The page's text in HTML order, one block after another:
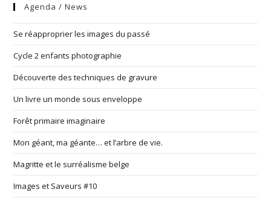
Agenda / News
Se réapproprier les images du passé
Cycle 2 enfants photographie
Découverte des techniques de gravure
Un livre un monde sous enveloppe
Forêt primaire imaginaire
Mon géant, ma géante… et l’arbre de vie.
Magritte et le surréalisme belge
Images et Saveurs #10